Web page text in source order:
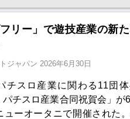
フリー」で遊技産業の新
ジャパン 2026年6月30日
チスロ産業に関わる11団
パチスロ産業合同祝賀会」が
ューオータニで開催された